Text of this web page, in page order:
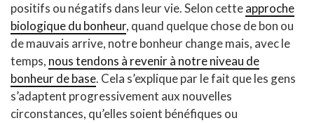
positifs ou négatifs dans leur vie. Selon cetteapproche
biologique du bonheur, quand quelque chose de bon ou
de mauvais arrive, notre bonheur change mais, avec le
temps, nous tendons à revenir à notre niveau de
bonheur de base. Cela s’explique par le fait que les gens
s’adaptent progressivement aux nouvelles
circonstances, qu’elles soient bénéfiques ou